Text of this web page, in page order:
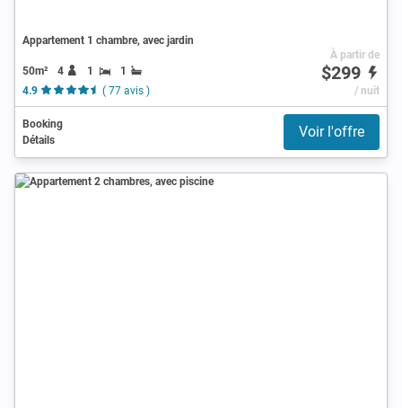
Appartement 1 chambre, avec jardin
50m² 4 1
1
4.9
( 77 avis )
À partir de
$299
/ nuit
Booking
Détails
Voir l'offre